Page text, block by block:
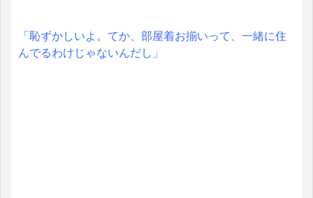
「恥ずかしいよ。てか、部屋着お揃いって、一緒に住
んでるわけじゃないんだし」